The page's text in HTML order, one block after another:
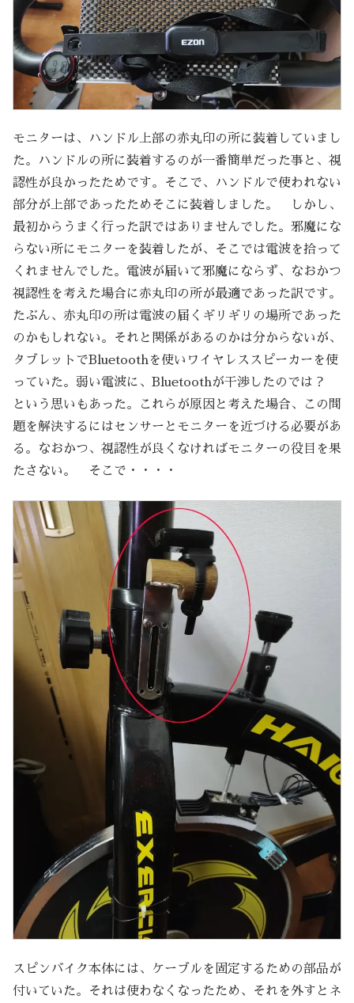
モニターは、ハンドル上部の赤丸印の所に装着していまし
た。ハンドルの所に装着するのが一番簡単だった事と、視
認性が良かったためです。そこで、ハンドルで使われない
部分が上部であったためそこに装着しました。 しかし、
最初からうまく行った訳ではありませんでした。邪魔にな
らない所にモニターを装着したが、そこでは電波を拾って
くれませんでした。電波が届いて邪魔にならず、なおかつ
視認性を考えた場合に赤丸印の所が最適であった訳です。
たぶん、赤丸印の所は電波の届くギリギリの場所であった
のかもしれない。それと関係があるのかは分からないが、
タブレットでBluetoothを使いワイヤレススピーカーを使
っていた。弱い電波に、Bluetoothが干渉したのでは？
という思いもあった。これらが原因と考えた場合、この問
題を解決するにはセンサーとモニターを近づける必要があ
る。なおかつ、視認性が良くなければモニターの役目を果
たさない。 そこで・・・・
スピンバイク本体には、ケーブルを固定するための部品が
付いていた。それは使わなくなったため、それを外すとネ